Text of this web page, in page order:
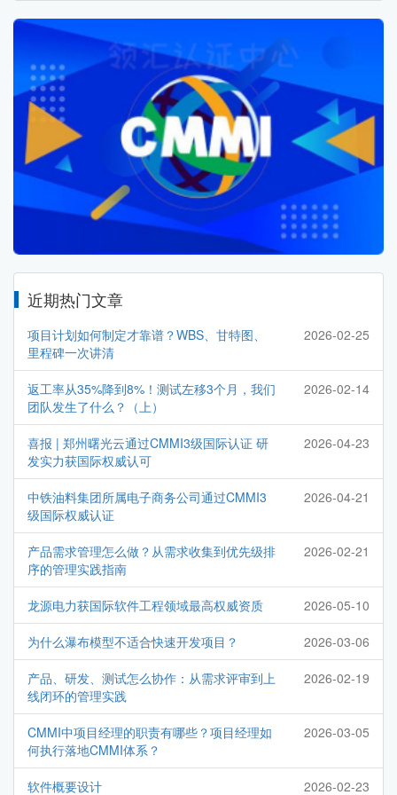
近期热门文章
项目计划如何制定才靠谱？WBS、甘特图、
里程碑一次讲清
2026-02-25
返工率从35%降到8%！测试左移3个月，我们
团队发生了什么？（上）
2026-02-14
喜报 | 郑州曙光云通过CMMI3级国际认证 研
发实力获国际权威认可
2026-04-23
中铁油料集团所属电子商务公司通过CMMI3
级国际权威认证
2026-04-21
产品需求管理怎么做？从需求收集到优先级排
序的管理实践指南
2026-02-21
龙源电力获国际软件工程领域最高权威资质 2026-05-10
为什么瀑布模型不适合快速开发项目？ 2026-03-06
产品、研发、测试怎么协作：从需求评审到上
线闭环的管理实践
2026-02-19
CMMI中项目经理的职责有哪些？项目经理如
何执行落地CMMI体系？
2026-03-05
软件概要设计 2026-02-23